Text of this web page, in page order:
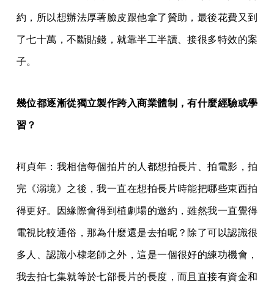
約，所以想辦法厚著臉皮跟他拿了贊助，最後花費又到
了七十萬，不斷貼錢，就靠半工半讀、接很多特效的案
子。
幾位都逐漸從獨立製作跨入商業體制，有什麼經驗或學
習？
柯貞年：我相信每個拍片的人都想拍長片、拍電影，拍
完《溺境》之後，我一直在想拍長片時能把哪些東西拍
得更好。因緣際會得到植劇場的邀約，雖然我一直覺得
電視比較通俗，那為什麼還是去拍呢？除了可以認識很
多人、認識小棣老師之外，這是一個很好的練功機會，
我去拍七集就等於七部長片的長度，而且直接有資金和